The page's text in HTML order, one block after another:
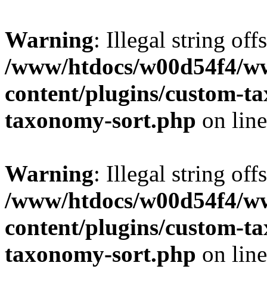
Warning: Illegal string
/www/htdocs/w00d54f4/
content/plugins/custom-
taxonomy-sort.php on
Warning: Illegal string
/www/htdocs/w00d54f4/
content/plugins/custom-
taxonomy-sort.php on